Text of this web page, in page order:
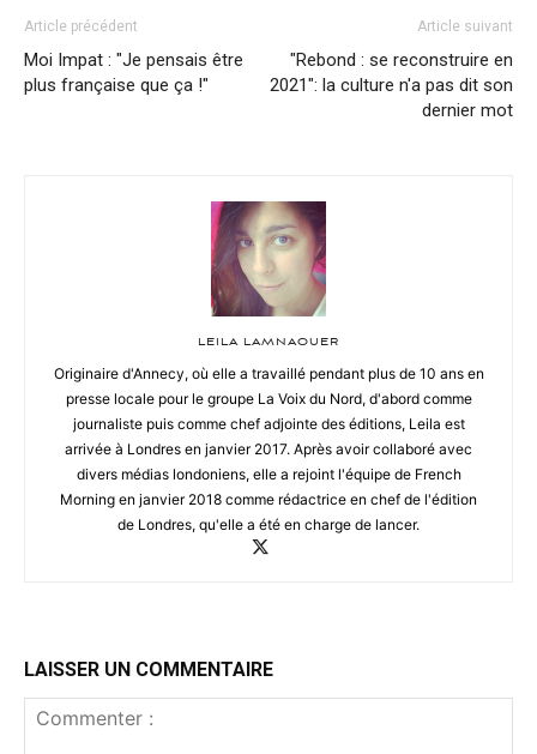
Article précédent
Moi Impat : "Je pensais être
plus française que ça !"
Article suivant
"Rebond : se reconstruire en
2021": la culture n'a pas dit son
dernier mot
LEILA LAMNAOUER
Originaire d'Annecy, où elle a travaillé pendant plus de 10 ans en
presse locale pour le groupe La Voix du Nord, d'abord comme
journaliste puis comme chef adjointe des éditions, Leila est
arrivée à Londres en janvier 2017. Après avoir collaboré avec
divers médias londoniens, elle a rejoint l'équipe de French
Morning en janvier 2018 comme rédactrice en chef de l'édition
de Londres, qu'elle a été en charge de lancer.
LAISSER UN COMMENTAIRE